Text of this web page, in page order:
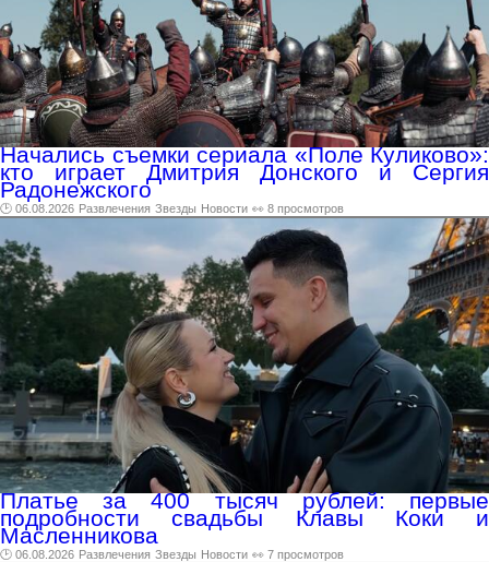
Начались съемки сериала «Поле Куликово»:
кто играет Дмитрия Донского и Сергия
Радонежского
🕑 06.08.2026 Развлечения Звезды Новости 👀 8 просмотров
Платье за 400 тысяч рублей: первые
подробности свадьбы Клавы Коки и
Масленникова
🕑 06.08.2026 Развлечения Звезды Новости 👀 7 просмотров